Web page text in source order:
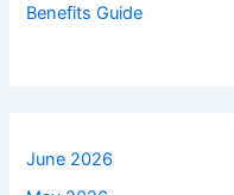
Benefits Guide
June 2026